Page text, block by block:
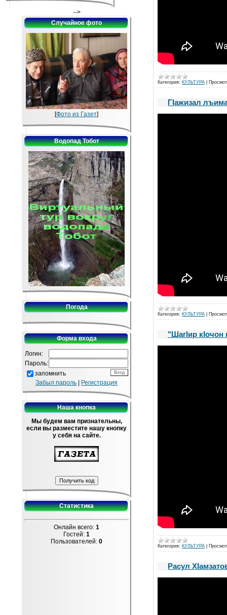
-->
Случайное фото
[Фото из Газет]
Водопад Тобот
Погода
Форма входа
Логин:
Пароль:
запомнить
Забыл пароль
Регистрация
Наша кнопка
Мы будем вам признательны,
если вы разместите нашу кнопку
у себя на сайте.
Статистика
Онлайн всего: 1
Гостей: 1
Пользователей: 0
Категория: КУЛЬТУРА
ГIажизал
Категория: КУЛЬТУРА
"ШагIир кIочон
Категория: КУЛЬТУРА
Расул